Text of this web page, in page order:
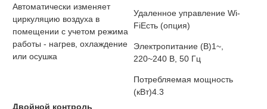
Автоматически изменяет
циркуляцию воздуха в
помещении с учетом режима
работы - нагрев, охлаждение
или осушка
Двойной контроль
Удаленное управление Wi-
FiЕсть (опция)
Электропитание (В)1~,
220~240 В, 50 Гц
Потребляемая мощность
(кВт)4.3